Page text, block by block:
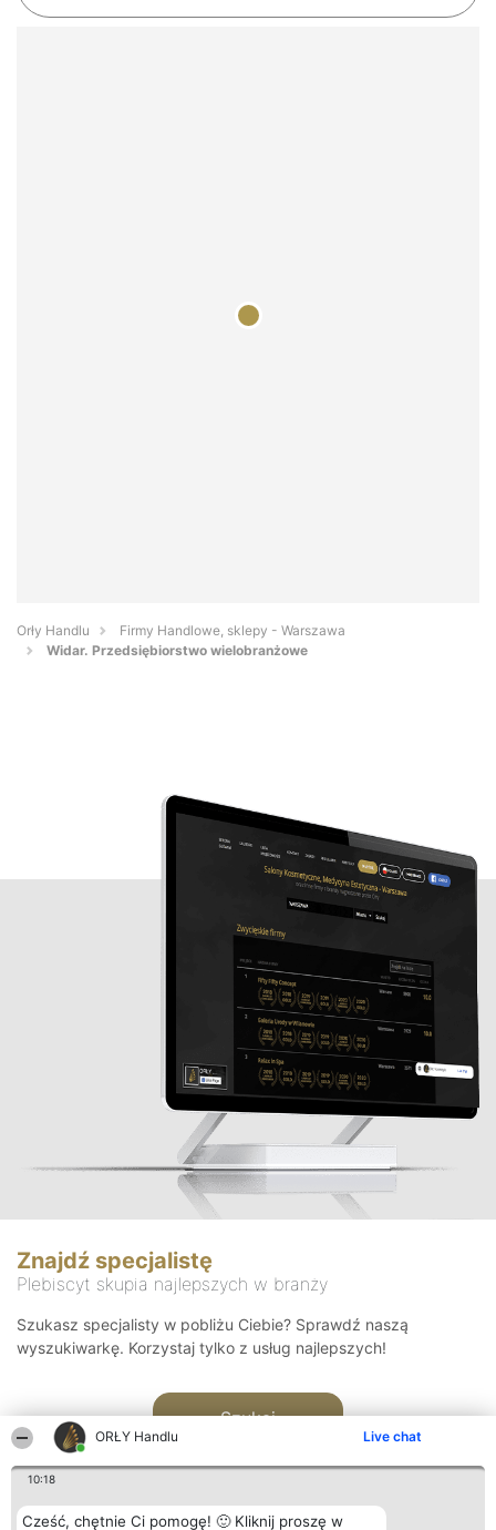
ORŁY Handlu Live chat
10:18
Cześć, chętnie Ci pomogę! 🙂 Kliknij proszę w
Orły Handlu
Firmy Handlowe, sklepy - Warszawa
Widar. Przedsiębiorstwo wielobranżowe
Znajdź specjalistę
Plebiscyt skupia najlepszych w branży
Szukasz specjalisty w pobliżu Ciebie? Sprawdź naszą
wyszukiwarkę. Korzystaj tylko z usług najlepszych!
Szukaj